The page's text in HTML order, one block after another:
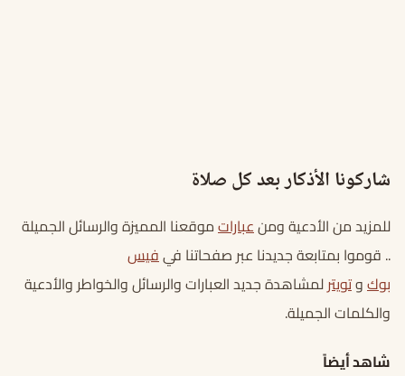
شاركونا الأذكار بعد كل صلاة
للمزيد من الأدعية ومنعباراتموقعنا المميزة والرسائل الجميلة
.. قوموا بمتابعة جديدنا عبر صفحاتنا فيفيس
بوكوتويترلمشاهدة جديد العبارات والرسائل والخواطر والأدعية
والكلمات الجميلة.
شاهد أيضاً